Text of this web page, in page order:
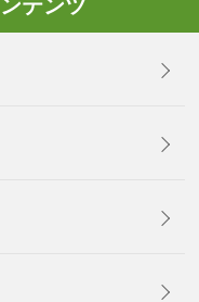
テンツ